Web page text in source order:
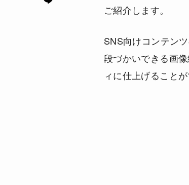
ご紹介します。
SNS向けコンテン
段づかいできる画
ィに仕上げることが